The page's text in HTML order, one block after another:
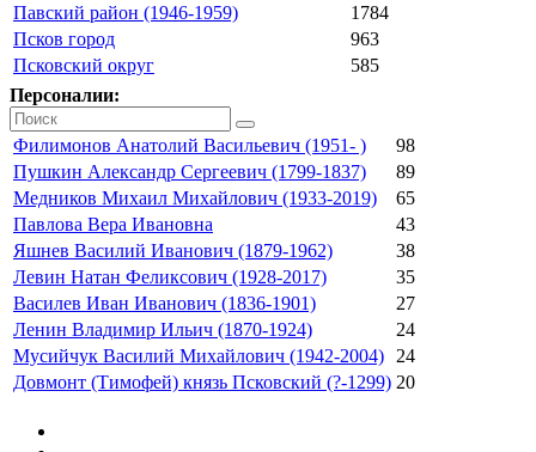
Павский район (1946-1959)
1784
Псков город
963
Псковский округ
585
Персоналии:
Филимонов Анатолий Васильевич (1951- )
98
Пушкин Александр Сергеевич (1799-1837)
89
Медников Михаил Михайлович (1933-2019)
65
Павлова Вера Ивановна
43
Яшнев Василий Иванович (1879-1962)
38
Левин Натан Феликсович (1928-2017)
35
Василев Иван Иванович (1836-1901)
27
Ленин Владимир Ильич (1870-1924)
24
Мусийчук Василий Михайлович (1942-2004)
24
Довмонт (Тимофей) князь Псковский (?-1299) 20